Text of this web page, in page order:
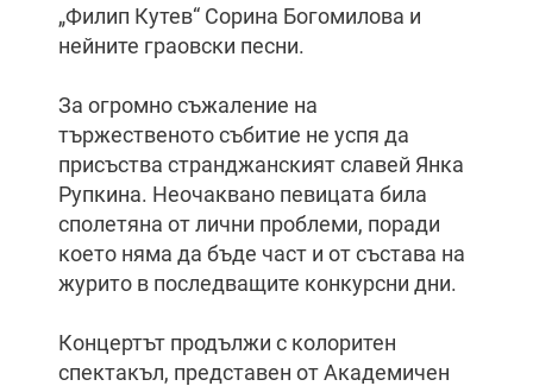
„Филип Кутев“ Сорина Богомилова и
нейните граовски песни.
За огромно съжаление на
тържественото събитие не успя да
присъства странджанският славей Янка
Рупкина. Неочаквано певицата била
сполетяна от лични проблеми, поради
което няма да бъде част и от състава на
журито в последващите конкурсни дни.
Концертът продължи с колоритен
спектакъл, представен от Академичен